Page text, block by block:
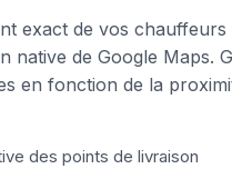
exact de vos
native de Google Maps.
en fonction de la
des points de livraison